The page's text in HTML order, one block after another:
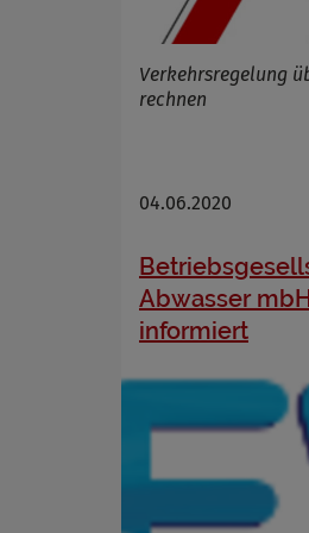
Verkehrsregelung
rechnen
04.06.2020
Abwasser
informiert